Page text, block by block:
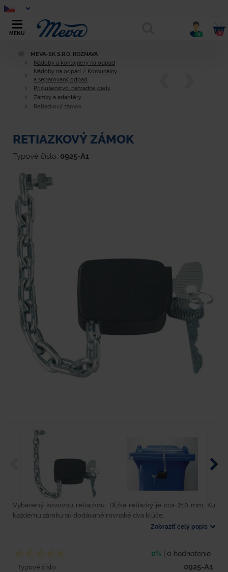
MENU 0 0
MEVA-SK S.R.O. ROŽŇAVA
Nádoby a kontajnery na odpad
Nádoby na odpad / Komunálny
a separovaný odpad
Príslušenstvo, náhradné diely
Zámky a adaptéry
Retiazkový zámok
RETIAZKOVÝ ZÁMOK
Typové číslo: 0925-A1
Vybavený kovovou retiazkou. Dĺžka retiazky je cca 210 mm. Ku
každému zámku sú dodávané rovnaké dva kľúče.
Zobraziť celý popis
0% 0 hodnotenie
Typové číslo 0925-A1